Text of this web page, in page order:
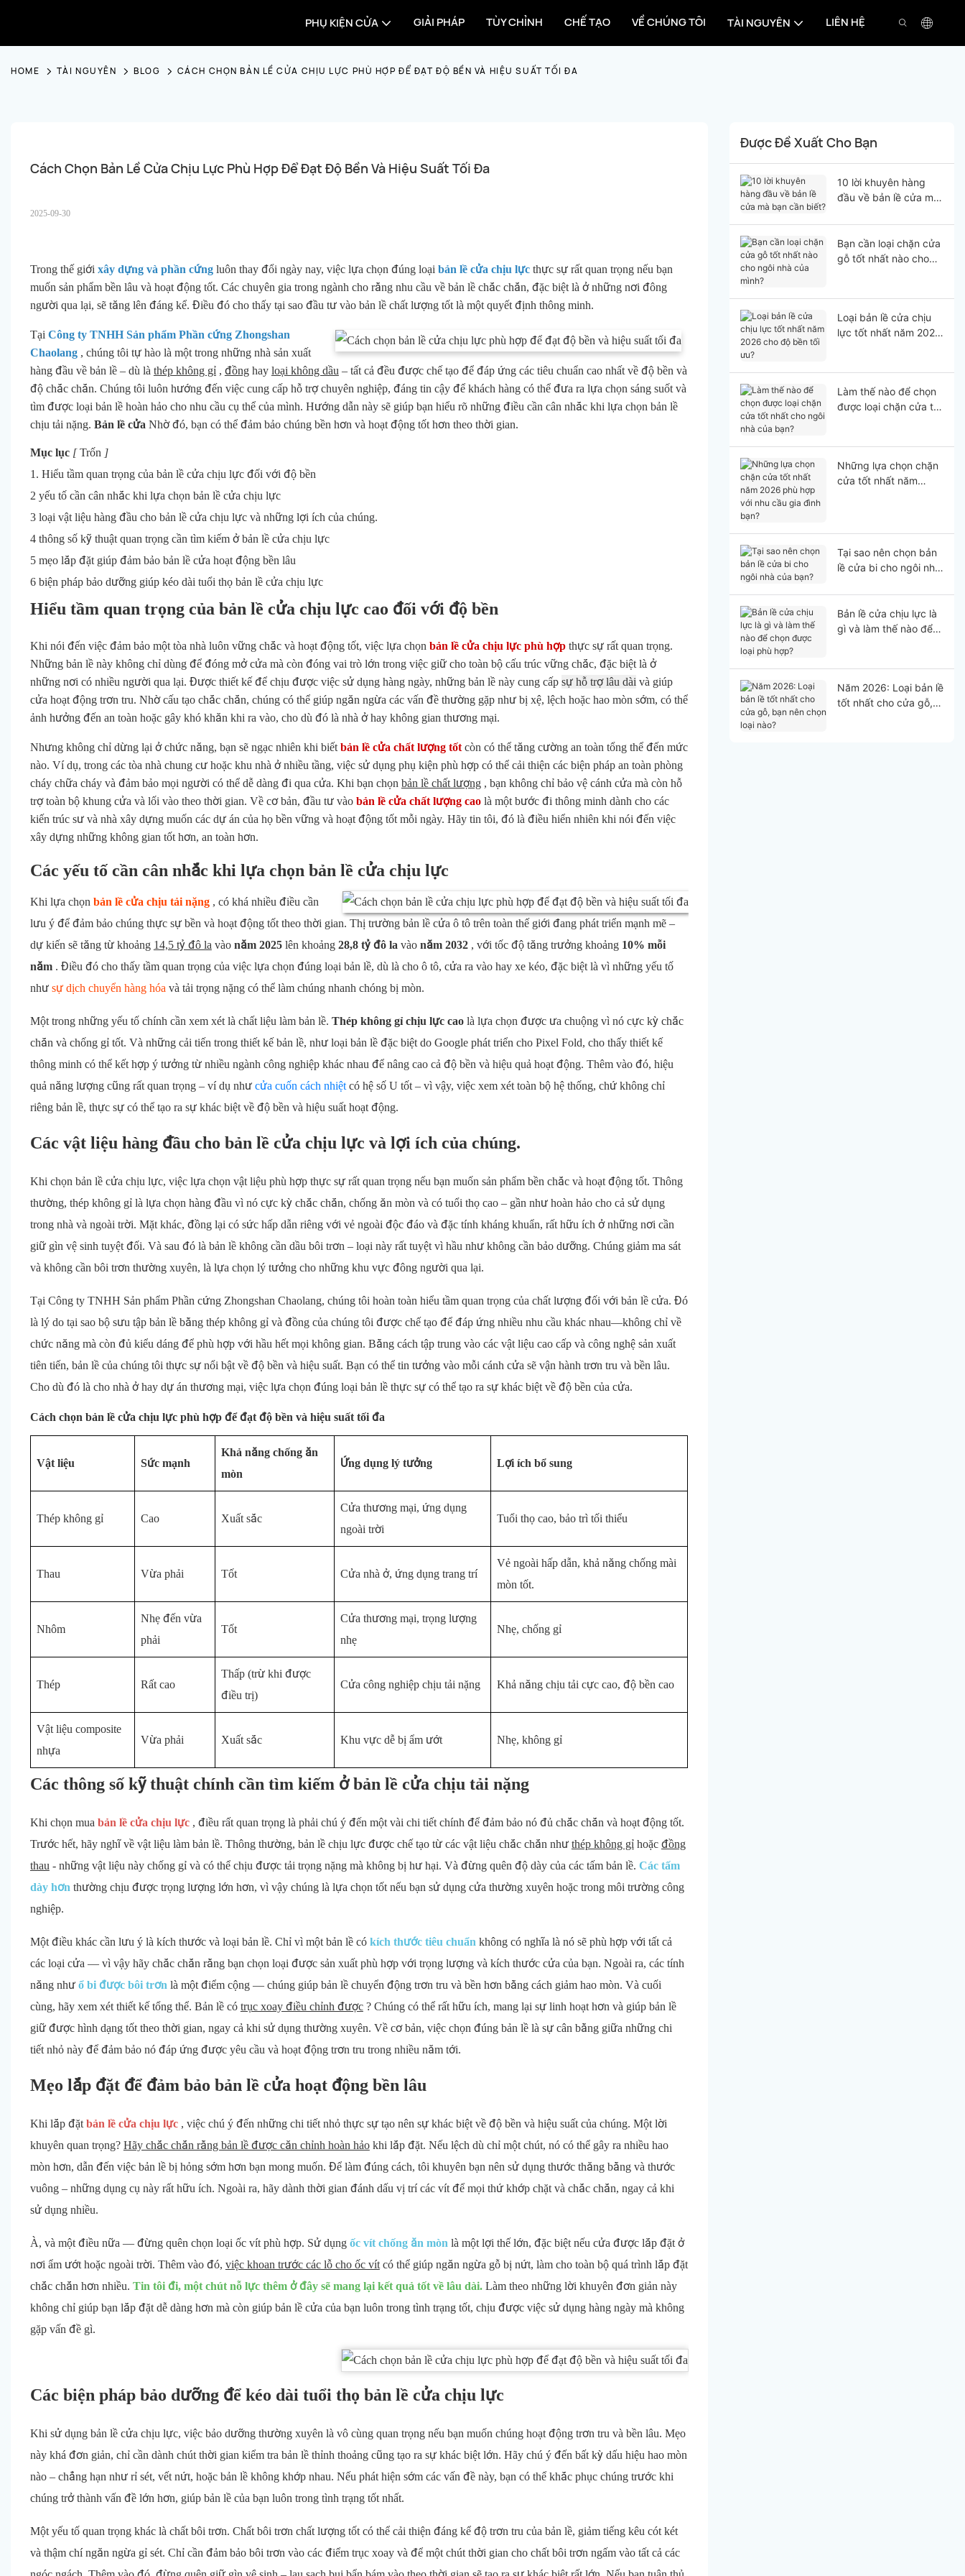
PHỤ KIỆN CỬA GIẢI PHÁP TÙY CHỈNH CHẾ TẠO VỀ CHÚNG TÔI TÀI NGUYÊN LIÊN HỆ
HOME TÀI NGUYÊN BLOG CÁCH CHỌN BẢN LỀ CỬA CHỊU LỰC PHÙ HỢP ĐỂ ĐẠT ĐỘ BỀN VÀ HIỆU SUẤT TỐI ĐA
Cách Chọn Bản Lề Cửa Chịu Lực Phù Hợp Để Đạt Độ Bền Và Hiệu Suất Tối Đa
2025-09-30
Trong thế giới xây dựng và phần cứngluôn thay đổi ngày nay, việc lựa chọn đúng loại bản lề cửa chịu lựcthực sự rất quan trọng nếu bạn
muốn sản phẩm bền lâu và hoạt động tốt. Các chuyên gia trong ngành cho rằng nhu cầu về bản lề chắc chắn, đặc biệt là ở những nơi đông
người qua lại, sẽ tăng lên đáng kể. Điều đó cho thấy tại sao đầu tư vào bản lề chất lượng tốt là một quyết định thông minh.
Tại Công ty TNHH Sản phẩm Phần cứng Zhongshan
Chaolang, chúng tôi tự hào là một trong những nhà sản xuất
hàng đầu về bản lề – dù là thép không gỉ, đồnghay loại không dầu – tất cả đều được chế tạo để đáp ứng các tiêu chuẩn cao nhất về độ bền và
độ chắc chắn. Chúng tôi luôn hướng đến việc cung cấp hỗ trợ chuyên nghiệp, đáng tin cậy để khách hàng có thể đưa ra lựa chọn sáng suốt và
tìm được loại bản lề hoàn hảo cho nhu cầu cụ thể của mình. Hướng dẫn này sẽ giúp bạn hiểu rõ những điều cần cân nhắc khi lựa chọn bản lề
chịu tải nặng. Bản lề cửa Nhờ đó, bạn có thể đảm bảo chúng bền hơn và hoạt động tốt hơn theo thời gian.
Mục lục [Trốn ]
1. Hiểu tầm quan trọng của bản lề cửa chịu lực đối với độ bền
2 yếu tố cần cân nhắc khi lựa chọn bản lề cửa chịu lực
3 loại vật liệu hàng đầu cho bản lề cửa chịu lực và những lợi ích của chúng.
4 thông số kỹ thuật quan trọng cần tìm kiếm ở bản lề cửa chịu lực
5 mẹo lắp đặt giúp đảm bảo bản lề cửa hoạt động bền lâu
6 biện pháp bảo dưỡng giúp kéo dài tuổi thọ bản lề cửa chịu lực
Hiểu tầm quan trọng của bản lề cửa chịu lực cao đối với độ bền
Khi nói đến việc đảm bảo một tòa nhà luôn vững chắc và hoạt động tốt, việc lựa chọn bản lề cửa chịu lực phù hợpthực sự rất quan trọng.
Những bản lề này không chỉ dùng để đóng mở cửa mà còn đóng vai trò lớn trong việc giữ cho toàn bộ cấu trúc vững chắc, đặc biệt là ở
những nơi có nhiều người qua lại. Được thiết kế để chịu được việc sử dụng hàng ngày, những bản lề này cung cấp sự hỗ trợ lâu dài và giúp
cửa hoạt động trơn tru. Nhờ cấu tạo chắc chắn, chúng có thể giúp ngăn ngừa các vấn đề thường gặp như bị xệ, lệch hoặc hao mòn sớm, có thể
ảnh hưởng đến an toàn hoặc gây khó khăn khi ra vào, cho dù đó là nhà ở hay không gian thương mại.
Nhưng không chỉ dừng lại ở chức năng, bạn sẽ ngạc nhiên khi biết bản lề cửa chất lượng tốtcòn có thể tăng cường an toàn tổng thể đến mức
nào. Ví dụ, trong các tòa nhà chung cư hoặc khu nhà ở nhiều tầng, việc sử dụng phụ kiện phù hợp có thể cải thiện các biện pháp an toàn phòng
cháy chữa cháy và đảm bảo mọi người có thể dễ dàng đi qua cửa. Khi bạn chọn bản lề chất lượng, bạn không chỉ bảo vệ cánh cửa mà còn hỗ
trợ toàn bộ khung cửa và lối vào theo thời gian. Về cơ bản, đầu tư vào bản lề cửa chất lượng caolà một bước đi thông minh dành cho các
kiến ​​trúc sư và nhà xây dựng muốn các dự án của họ bền vững và hoạt động tốt mỗi ngày. Hãy tin tôi, đó là điều hiển nhiên khi nói đến việc
xây dựng những không gian tốt hơn, an toàn hơn.
Các yếu tố cần cân nhắc khi lựa chọn bản lề cửa chịu lực
Khi lựa chọn bản lề cửa chịu tải nặng, có khá nhiều điều cần
lưu ý để đảm bảo chúng thực sự bền và hoạt động tốt theo thời gian. Thị trường bản lề cửa ô tô trên toàn thế giới đang phát triển mạnh mẽ –
dự kiến ​​sẽ tăng từ khoảng 14,5 tỷ đô la vào năm 2025lên khoảng 28,8 tỷ đô la vào năm 2032, với tốc độ tăng trưởng khoảng 10% mỗi
năm. Điều đó cho thấy tầm quan trọng của việc lựa chọn đúng loại bản lề, dù là cho ô tô, cửa ra vào hay xe kéo, đặc biệt là vì những yếu tố
như sự dịch chuyển hàng hóa và tải trọng nặng có thể làm chúng nhanh chóng bị mòn.
Một trong những yếu tố chính cần xem xét là chất liệu làm bản lề. Thép không gỉ chịu lực caolà lựa chọn được ưa chuộng vì nó cực kỳ chắc
chắn và chống gỉ tốt. Và những cải tiến trong thiết kế bản lề, như loại bản lề đặc biệt do Google phát triển cho Pixel Fold, cho thấy thiết kế
thông minh có thể kết hợp ý tưởng từ nhiều ngành công nghiệp khác nhau để nâng cao cả độ bền và hiệu quả hoạt động. Thêm vào đó, hiệu
quả năng lượng cũng rất quan trọng – ví dụ như cửa cuốn cách nhiệtcó hệ số U tốt – vì vậy, việc xem xét toàn bộ hệ thống, chứ không chỉ
riêng bản lề, thực sự có thể tạo ra sự khác biệt về độ bền và hiệu suất hoạt động.
Các vật liệu hàng đầu cho bản lề cửa chịu lực và lợi ích của chúng.
Khi chọn bản lề cửa chịu lực, việc lựa chọn vật liệu phù hợp thực sự rất quan trọng nếu bạn muốn sản phẩm bền chắc và hoạt động tốt. Thông
thường, thép không gỉ là lựa chọn hàng đầu vì nó cực kỳ chắc chắn, chống ăn mòn và có tuổi thọ cao – gần như hoàn hảo cho cả sử dụng
trong nhà và ngoài trời. Mặt khác, đồng lại có sức hấp dẫn riêng với vẻ ngoài độc đáo và đặc tính kháng khuẩn, rất hữu ích ở những nơi cần
giữ gìn vệ sinh tuyệt đối. Và sau đó là bản lề không cần dầu bôi trơn – loại này rất tuyệt vì hầu như không cần bảo dưỡng. Chúng giảm ma sát
và không cần bôi trơn thường xuyên, là lựa chọn lý tưởng cho những khu vực đông người qua lại.
Tại Công ty TNHH Sản phẩm Phần cứng Zhongshan Chaolang, chúng tôi hoàn toàn hiểu tầm quan trọng của chất lượng đối với bản lề cửa. Đó
là lý do tại sao bộ sưu tập bản lề bằng thép không gỉ và đồng của chúng tôi được chế tạo để đáp ứng nhiều nhu cầu khác nhau—không chỉ về
chức năng mà còn đủ kiểu dáng để phù hợp với hầu hết mọi không gian. Bằng cách tập trung vào các vật liệu cao cấp và công nghệ sản xuất
tiên tiến, bản lề của chúng tôi thực sự nổi bật về độ bền và hiệu suất. Bạn có thể tin tưởng vào mỗi cánh cửa sẽ vận hành trơn tru và bền lâu.
Cho dù đó là cho nhà ở hay dự án thương mại, việc lựa chọn đúng loại bản lề thực sự có thể tạo ra sự khác biệt về độ bền của cửa.
Cách chọn bản lề cửa chịu lực phù hợp để đạt độ bền và hiệu suất tối đa
Vật liệu Sức mạnh
Khả năng chống ăn
mòn
Ứng dụng lý tưởng Lợi ích bổ sung
Thép không gỉ Cao Xuất sắc
Cửa thương mại, ứng dụng
ngoài trời
Tuổi thọ cao, bảo trì tối thiểu
Thau Vừa phải Tốt Cửa nhà ở, ứng dụng trang trí
Vẻ ngoài hấp dẫn, khả năng chống mài
mòn tốt.
Nhôm
Nhẹ đến vừa
phải
Tốt
Cửa thương mại, trọng lượng
nhẹ
Nhẹ, chống gỉ
Thép Rất cao
Thấp (trừ khi được
điều trị)
Cửa công nghiệp chịu tải nặng Khả năng chịu tải cực cao, độ bền cao
Vật liệu composite
nhựa
Vừa phải Xuất sắc Khu vực dễ bị ẩm ướt Nhẹ, không gỉ
Các thông số kỹ thuật chính cần tìm kiếm ở bản lề cửa chịu tải nặng
Khi chọn mua bản lề cửa chịu lực, điều rất quan trọng là phải chú ý đến một vài chi tiết chính để đảm bảo nó đủ chắc chắn và hoạt động tốt.
Trước hết, hãy nghĩ về vật liệu làm bản lề. Thông thường, bản lề chịu lực được chế tạo từ các vật liệu chắc chắn như thép không gỉhoặc đồng
thau - những vật liệu này chống gỉ và có thể chịu được tải trọng nặng mà không bị hư hại. Và đừng quên độ dày của các tấm bản lề. Các tấm
dày hơn thường chịu được trọng lượng lớn hơn, vì vậy chúng là lựa chọn tốt nếu bạn sử dụng cửa thường xuyên hoặc trong môi trường công
nghiệp.
Một điều khác cần lưu ý là kích thước và loại bản lề. Chỉ vì một bản lề có kích thước tiêu chuẩn không có nghĩa là nó sẽ phù hợp với tất cả
các loại cửa — vì vậy hãy chắc chắn rằng bạn chọn loại được sản xuất phù hợp với trọng lượng và kích thước cửa của bạn. Ngoài ra, các tính
năng như ổ bi được bôi trơn là một điểm cộng — chúng giúp bản lề chuyển động trơn tru và bền hơn bằng cách giảm hao mòn. Và cuối
cùng, hãy xem xét thiết kế tổng thể. Bản lề có trục xoay điều chỉnh được? Chúng có thể rất hữu ích, mang lại sự linh hoạt hơn và giúp bản lề
giữ được hình dạng tốt theo thời gian, ngay cả khi sử dụng thường xuyên. Về cơ bản, việc chọn đúng bản lề là sự cân bằng giữa những chi
tiết nhỏ này để đảm bảo nó đáp ứng được yêu cầu và hoạt động trơn tru trong nhiều năm tới.
Mẹo lắp đặt để đảm bảo bản lề cửa hoạt động bền lâu
Khi lắp đặt bản lề cửa chịu lực, việc chú ý đến những chi tiết nhỏ thực sự tạo nên sự khác biệt về độ bền và hiệu suất của chúng. Một lời
khuyên quan trọng? Hãy chắc chắn rằng bản lề được căn chỉnh hoàn hảokhi lắp đặt. Nếu lệch dù chỉ một chút, nó có thể gây ra nhiều hao
mòn hơn, dẫn đến việc bản lề bị hỏng sớm hơn bạn mong muốn. Để làm đúng cách, tôi khuyên bạn nên sử dụng thước thăng bằng và thước
vuông – những dụng cụ này rất hữu ích. Ngoài ra, hãy dành thời gian đánh dấu vị trí các vít để mọi thứ khớp chặt và chắc chắn, ngay cả khi
sử dụng nhiều.
À, và một điều nữa — đừng quên chọn loại ốc vít phù hợp. Sử dụng ốc vít chống ăn mòn là một lợi thế lớn, đặc biệt nếu cửa được lắp đặt ở
nơi ẩm ướt hoặc ngoài trời. Thêm vào đó, việc khoan trước các lỗ cho ốc vítcó thể giúp ngăn ngừa gỗ bị nứt, làm cho toàn bộ quá trình lắp đặt
chắc chắn hơn nhiều. Tin tôi đi, một chút nỗ lực thêm ở đây sẽ mang lại kết quả tốt về lâu dài.Làm theo những lời khuyên đơn giản này
không chỉ giúp bạn lắp đặt dễ dàng hơn mà còn giúp bản lề cửa của bạn luôn trong tình trạng tốt, chịu được việc sử dụng hàng ngày mà không
gặp vấn đề gì.
Các biện pháp bảo dưỡng để kéo dài tuổi thọ bản lề cửa chịu lực
Khi sử dụng bản lề cửa chịu lực, việc bảo dưỡng thường xuyên là vô cùng quan trọng nếu bạn muốn chúng hoạt động trơn tru và bền lâu. Mẹo
này khá đơn giản, chỉ cần dành chút thời gian kiểm tra bản lề thỉnh thoảng cũng tạo ra sự khác biệt lớn. Hãy chú ý đến bất kỳ dấu hiệu hao mòn
nào – chẳng hạn như rỉ sét, vết nứt, hoặc bản lề không khớp nhau. Nếu phát hiện sớm các vấn đề này, bạn có thể khắc phục chúng trước khi
chúng trở thành vấn đề lớn hơn, giúp bản lề của bạn luôn trong tình trạng tốt nhất.
Một yếu tố quan trọng khác là chất bôi trơn. Chất bôi trơn chất lượng tốt có thể cải thiện đáng kể độ trơn tru của bản lề, giảm tiếng kêu cót két
và thậm chí ngăn ngừa gỉ sét. Chỉ cần đảm bảo bôi trơn vào các điểm trục xoay và để một chút thời gian cho chất bôi trơn ngấm vào tất cả các
Được Đề Xuất Cho Bạn
10 lời khuyên hàng
đầu về bản lề cửa mà
Bạn cần loại chặn cửa
gỗ tốt nhất nào cho
Loại bản lề cửa chịu
lực tốt nhất năm 2026
Làm thế nào để chọn
được loại chặn cửa tốt
Những lựa chọn chặn
cửa tốt nhất năm
Tại sao nên chọn bản
lề cửa bi cho ngôi nhà
Bản lề cửa chịu lực là
gì và làm thế nào để
Năm 2026: Loại bản lề
tốt nhất cho cửa gỗ,